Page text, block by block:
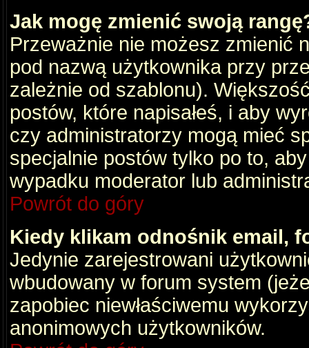
Jak mogę zmienić swoją
Przeważnie nie możesz zmienić
pod nazwą użytkownika przy
zależnie od szablonu).
postów, które napisałeś, i aby
czy administratorzy mogą mieć
specjalnie postów tylko po to,
wypadku moderator lub
Powrót do góry
Kiedy klikam odnośnik email,
Jedynie zarejestrowani
wbudowany w forum system
zapobiec niewłaściwemu
anonimowych użytkowników.